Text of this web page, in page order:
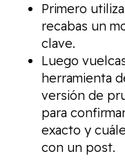
Primero
recabas un
clave.
Luego
herramienta
versión de
para
exacto y
con un post.